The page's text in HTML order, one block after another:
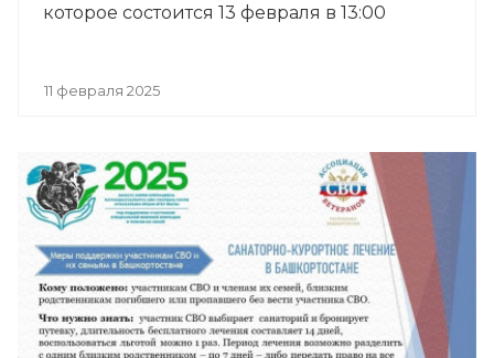
которое состоится 13 февраля в 13:00
11 февраля 2025